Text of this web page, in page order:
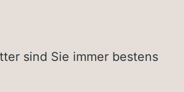
sind Sie immer bestens